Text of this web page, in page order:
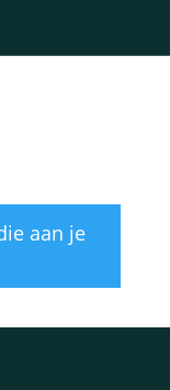
aan je